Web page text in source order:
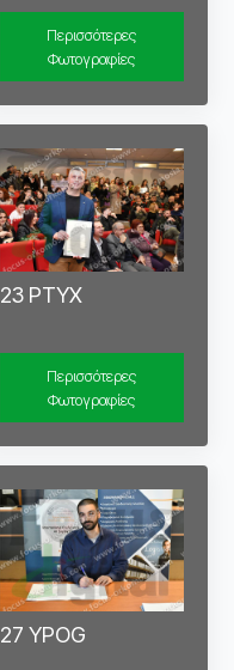
Περισσότερες
Φωτογραφίες
23 PTYX
Περισσότερες
Φωτογραφίες
27 YPOG